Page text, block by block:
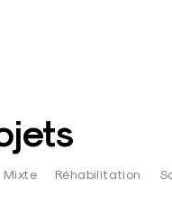
Mixte Réhabilitation